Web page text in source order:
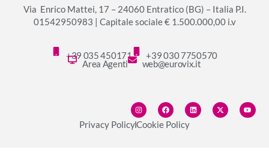
Via Enrico Mattei, 17 – 24060 Entratico (BG) – Italia P.I.
01542950983 | Capitale sociale € 1.500.000,00 i.v
+39 035 450171 +39 030 7750570
Area Agenti web@eurovix.it
Privacy PolicyCookie Policy